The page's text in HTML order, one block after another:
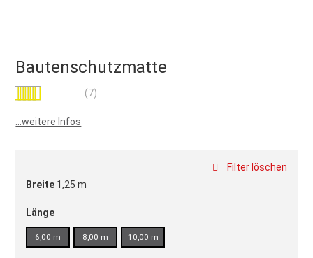
Bautenschutzmatte
Bewertung: (7)
...weitere Infos
Filter löschen
Länge
6,00 m 8,00 m 10,00 m
Breite 1,25 m